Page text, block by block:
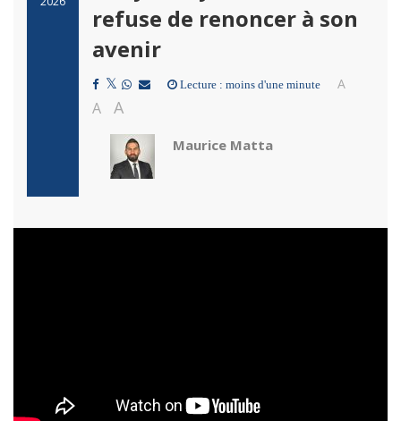
refuse de renoncer à son
avenir
Lecture : moins d'une minute A
A A
Maurice Matta